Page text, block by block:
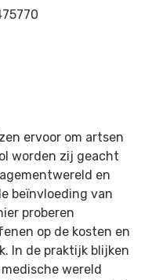
ervoor om artsen
worden zij geacht
en
beïnvloeding van
proberen
op de kosten en
In de praktijk blijken
wereld